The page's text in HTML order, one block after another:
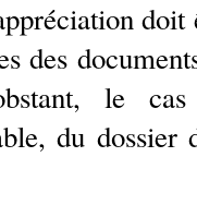
des
le
du dossier